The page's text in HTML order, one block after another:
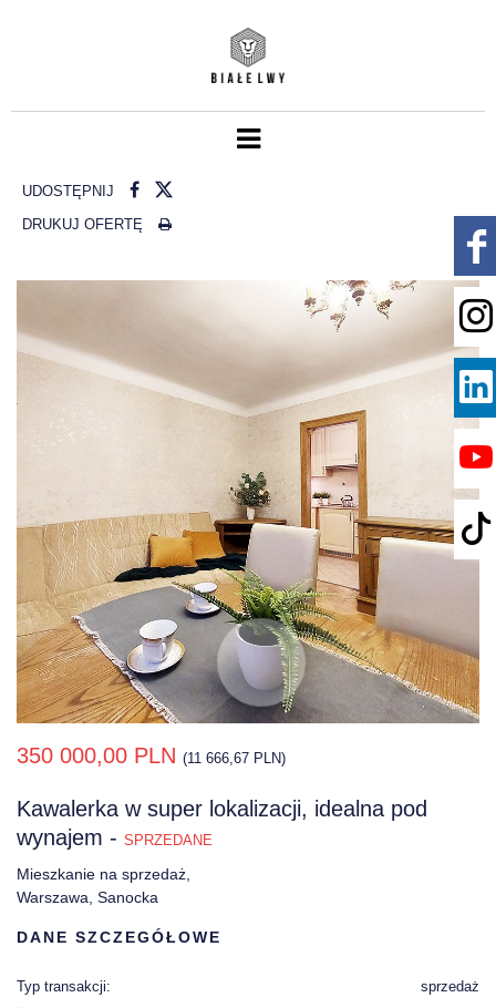
UDOSTĘPNIJ
DRUKUJ OFERTĘ
350 000,00 PLN (11 666,67 PLN)
Kawalerka w super lokalizacji, idealna pod
wynajem - SPRZEDANE
Mieszkanie na sprzedaż,
Warszawa, Sanocka
DANE SZCZEGÓŁOWE
Typ transakcji:
sprzedaż